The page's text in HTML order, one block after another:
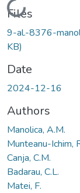
Loading...
Files
9-al.-8376-
KB)
Date
2024-12-16
Authors
Manolica, A.M.
Munteanu-Ichim,
Canja, C.M.
Badarau, C.L.
Matei, F.